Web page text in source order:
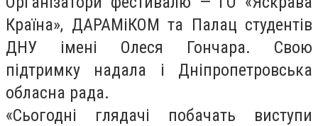
Країна», ДАРАМіКОМ та Палац студентів
ДНУ імені Олеся Гончара. Свою
підтримку надала і Дніпропетровська
обласна рада.
«Сьогодні глядачі побачать виступи